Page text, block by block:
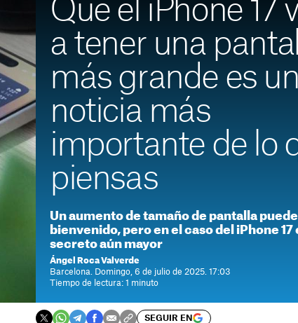
Que el iPhone 17
a tener una
más grande es
noticia más
importante de lo
piensas
Un aumento de tamaño de pantalla
bienvenido, pero en el caso del iPhone 17
secreto aún mayor
Ángel Roca Valverde
Barcelona. Domingo, 6 de julio de 2025. 17:03
Tiempo de lectura: 1 minuto
SEGUIR EN